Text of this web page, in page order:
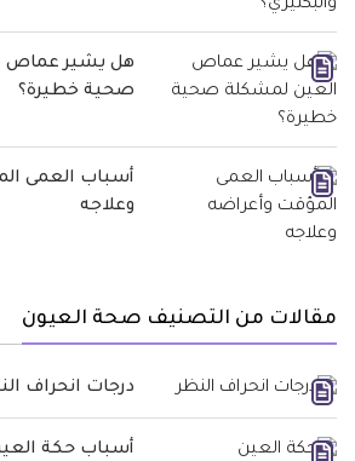
هل يشير عماص
صحية خطيرة؟
أسباب العمى
وعلاجه
مقالات من التصنيف صحة العيون
درجات انحراف
أسباب حكة